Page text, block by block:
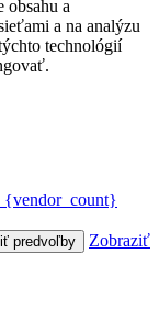
obsahu a
a na analýzu
technológií
{vendor_count}
predvoľby
Zobraziť